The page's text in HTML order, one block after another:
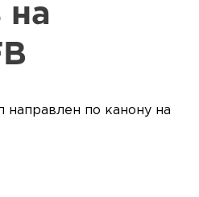
на
направлен по канону на